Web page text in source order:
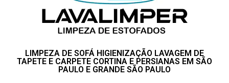
LIMPEZA DE SOFÁ HIGIENIZAÇÃO LAVAGEM DE
TAPETE E CARPETE CORTINA E PERSIANAS EM SÃO
PAULO E GRANDE SÃO PAULO